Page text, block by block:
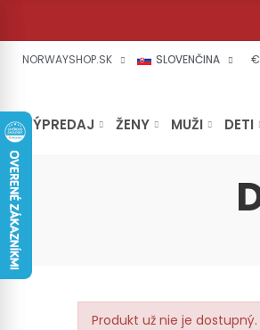
NORWAYSHOP.SK SLOVENČINA €
VÝPREDAJ ŽENY MUŽI DETI
Produkt už nie je dostupný.